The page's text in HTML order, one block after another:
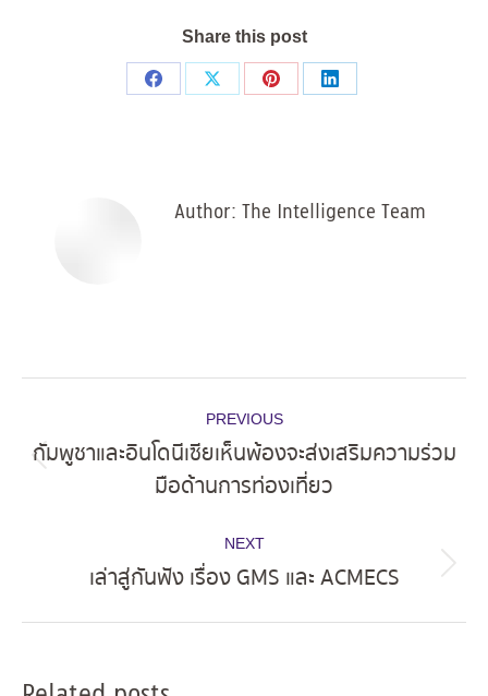
Share this post
Share
Share
Share
Share
Author: The Intelligence Team
navigation
PREVIOUS
Previous
post:
กัมพูชาและอินโดนีเซียเห็นพ้องจะส่งเสริมความร่วม
มือด้านการท่องเที่ยว
NEXT
Next
เล่าสู่กันฟัง เรื่อง GMS และ ACMECS